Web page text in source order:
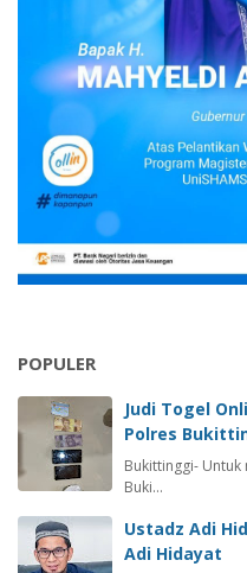
POPULER
Judi Togel
Polres
Bukittinggi-
Buki…
Ustadz Adi
Adi Hidayat